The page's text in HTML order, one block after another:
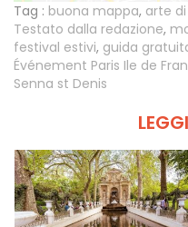
Tag : buona mappa, arte
Testato dalla redazione,
festival estivi, guida
Événement Paris Ile de
Senna st Denis